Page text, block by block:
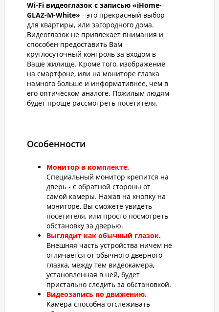
Wi-Fi видеоглазок с записью «iHome-
GLAZ-М-White» - это прекрасный выбор
для квартиры, или загородного дома.
Видеоглазок не привлекает внимания и
способен предоставить Вам
круглосуточный контроль за входом в
Ваше жилище. Кроме того, изображение
на смартфоне, или на мониторе глазка
намного больше и информативнее, чем в
его оптическом аналоге. Пожилым людям
будет проще рассмотреть посетителя.
Особенности
Монитор в комплекте.
Специальный монитор крепится на
дверь - с обратной стороны от
самой камеры. Нажав на кнопку на
мониторе, Вы сможете увидеть
посетителя, или просто посмотреть
обстановку за дверью.
Выглядит как обычный глазок.
Внешняя часть устройства ничем не
отличается от обычного дверного
глазка, между тем видеокамера,
установленная в ней, будет
пристально следить за обстановкой.
Видеозапись по движению.
Камера способна отслеживать